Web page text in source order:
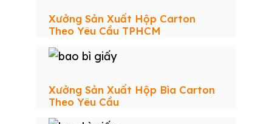
Xưởng Sản Xuất Hộp Carton
Theo Yêu Cầu TPHCM
Xưởng Sản Xuất Hộp Bìa Carton
Theo Yêu Cầu